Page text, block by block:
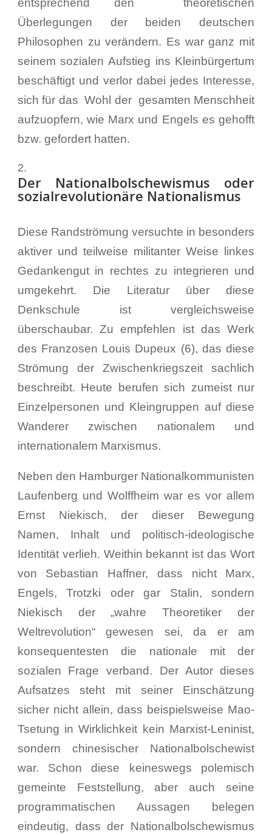
entsprechend den theoretischen
Überlegungen der beiden deutschen
Philosophen zu verändern. Es war ganz mit
seinem sozialen Aufstieg ins Kleinbürgertum
beschäftigt und verlor dabei jedes Interesse,
sich für das Wohl der gesamten Menschheit
aufzuopfern, wie Marx und Engels es gehofft
bzw. gefordert hatten.
Der Nationalbolschewismus oder
sozialrevolutionäre Nationalismus
Diese Randströmung versuchte in besonders
aktiver und teilweise militanter Weise linkes
Gedankengut in rechtes zu integrieren und
umgekehrt. Die Literatur über diese
Denkschule ist vergleichsweise
überschaubar. Zu empfehlen ist das Werk
des Franzosen Louis Dupeux (6), das diese
Strömung der Zwischenkriegszeit sachlich
beschreibt. Heute berufen sich zumeist nur
Einzelpersonen und Kleingruppen auf diese
Wanderer zwischen nationalem und
internationalem Marxismus.
Neben den Hamburger Nationalkommunisten
Laufenberg und Wolffheim war es vor allem
Ernst Niekisch, der dieser Bewegung
Namen, Inhalt und politisch-ideologische
Identität verlieh. Weithin bekannt ist das Wort
von Sebastian Haffner, dass nicht Marx,
Engels, Trotzki oder gar Stalin, sondern
Niekisch der „wahre Theoretiker der
Weltrevolution“ gewesen sei, da er am
konsequentesten die nationale mit der
sozialen Frage verband. Der Autor dieses
Aufsatzes steht mit seiner Einschätzung
sicher nicht allein, dass beispielsweise Mao-
Tsetung in Wirklichkeit kein Marxist-Leninist,
sondern chinesischer Nationalbolschewist
war. Schon diese keineswegs polemisch
gemeinte Feststellung, aber auch seine
programmatischen Aussagen belegen
eindeutig, dass der Nationalbolschewismus